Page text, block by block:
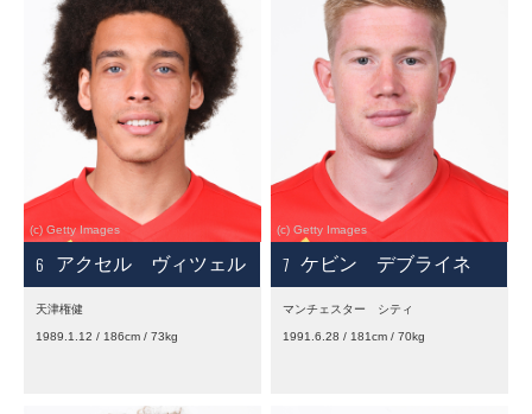
6 アクセル ヴィツェル
天津権健
1989.1.12 / 186cm / 73kg
7 ケビン デブライネ
マンチェスター シティ
1991.6.28 / 181cm / 70kg